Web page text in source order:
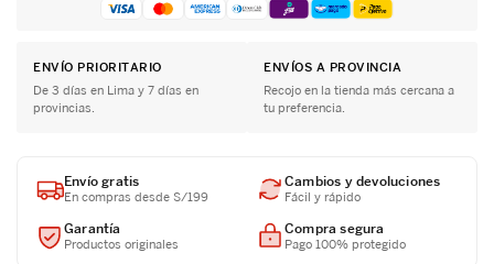
ENVÍO PRIORITARIO
De 3 días en Lima y 7 días en
provincias.
ENVÍOS A PROVINCIA
Recojo en la tienda más cercana a
tu preferencia.
Envío gratis
En compras desde S/199
Cambios y devoluciones
Fácil y rápido
Garantía
Productos originales
Compra segura
Pago 100% protegido